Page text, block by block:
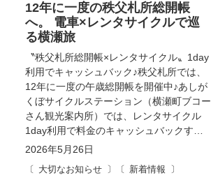
2026年5月26日
大切なお知らせ
新着情報
12年に一度の秩父札所総開帳
へ。 電車×レンタサイクルで巡
る横瀬旅
〝秩父札所総開帳×レンタサイクル〟1day
利用でキャッシュバック♪秩父札所では、
12年に一度の午歳総開帳を開催中♪あしが
くぼサイクルステーション（横瀬町ブコー
さん観光案内所）では、レンタサイクル
1day利用で料金のキャッシュバックす…